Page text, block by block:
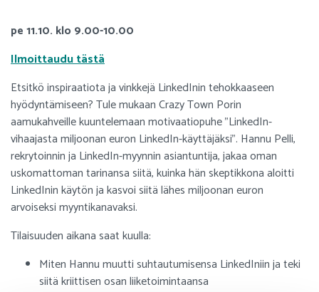
pe 11.10. klo 9.00-10.00
Ilmoittaudu tästä
Etsitkö inspiraatiota ja vinkkejä LinkedInin tehokkaaseen
hyödyntämiseen? Tule mukaan Crazy Town Porin
aamukahveille kuuntelemaan motivaatiopuhe "LinkedIn-
vihaajasta miljoonan euron LinkedIn-käyttäjäksi". Hannu Pelli,
rekrytoinnin ja LinkedIn-myynnin asiantuntija, jakaa oman
uskomattoman tarinansa siitä, kuinka hän skeptikkona aloitti
LinkedInin käytön ja kasvoi siitä lähes miljoonan euron
arvoiseksi myyntikanavaksi.
Tilaisuuden aikana saat kuulla:
Miten Hannu muutti suhtautumisensa LinkedIniin ja teki
siitä kriittisen osan liiketoimintaansa